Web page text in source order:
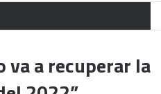
va a recuperar la